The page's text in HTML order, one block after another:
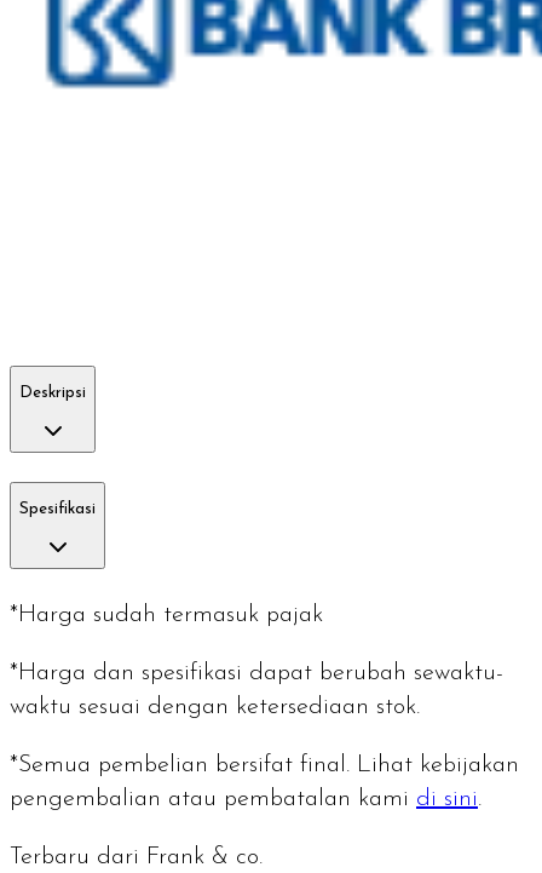
Deskripsi
Spesifikasi
*Harga sudah termasuk pajak
*Harga dan spesifikasi dapat berubah sewaktu-
waktu sesuai dengan ketersediaan stok.
*Semua pembelian bersifat final. Lihat kebijakan
pengembalian atau pembatalan kami di sini.
Terbaru dari Frank & co.